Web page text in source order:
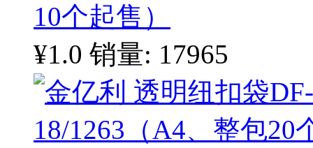
10个起售）
¥1.0 销量: 17965